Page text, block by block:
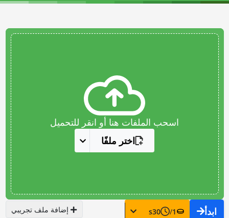
اسحب الملفات هنا أو انقر للتحميل
اختر ملفًا
ابدأ 1
/
30
s إضافة ملف تجريبي